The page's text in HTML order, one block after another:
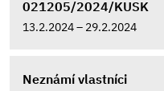
021205/2024/KUSK
13.2.2024 – 29.2.2024
Neznámí vlastníci